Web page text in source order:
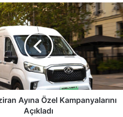
Ayına Özel Kampanyalarını
Açıkladı